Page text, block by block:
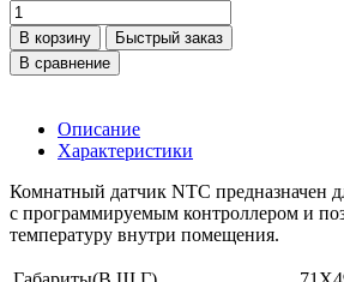
В корзину
Быстрый заказ
В сравнение
Описание
Характеристики
Комнатный датчик NTC предназначен
с программируемым контроллером и
температуру внутри помещения.